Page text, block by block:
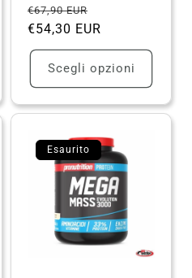
Prezzo
di
listino
€67,90 EUR
scontato
€54,30 EUR
Scegli opzioni
Esaurito